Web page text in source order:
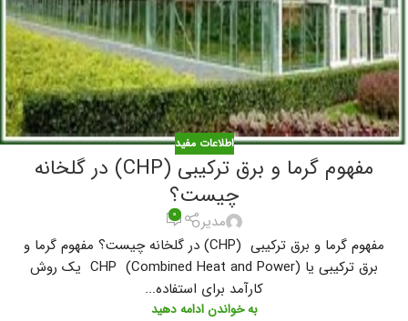
اطلاعات مفید
مفهوم گرما و برق ترکیبی (CHP) در گلخانه
چیست؟
مدیر ۰
مفهوم گرما و برق ترکیبی (CHP) در گلخانه چیست؟ مفهوم گرما و
برق ترکیبی یا CHP (Combined Heat and Power) یک روش
کارآمد برای استفاده...
به خواندن ادامه دهید